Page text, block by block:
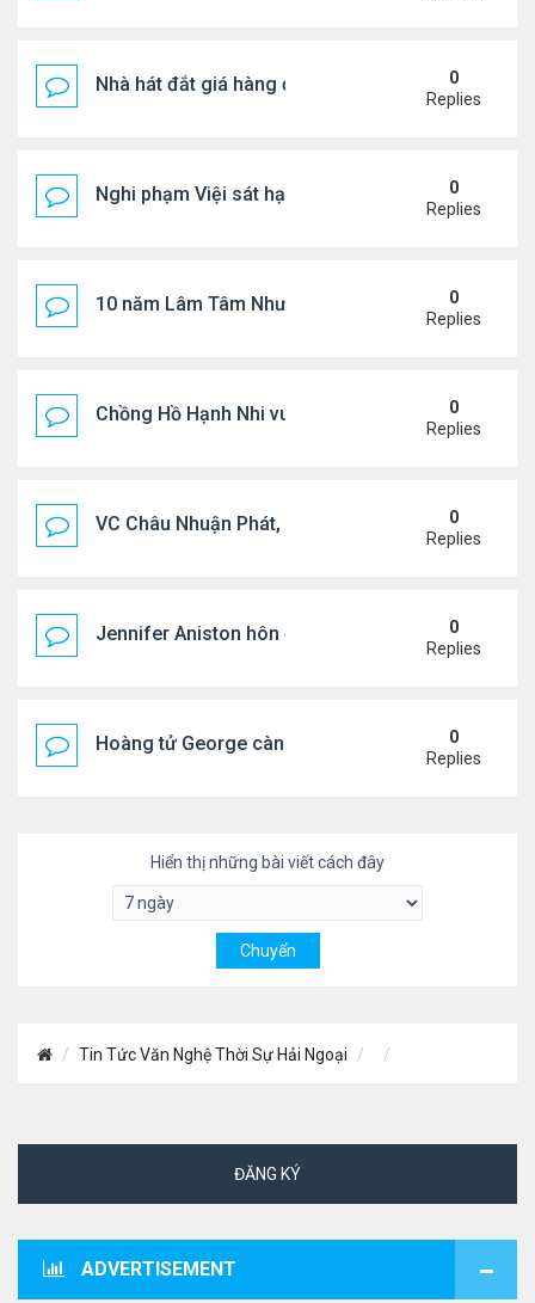
Nhà hát đắt giá hàng đầu tg ở VN
0
Replies
Nghi phạm Việi sát hại cụ bà 91 tuổi, phi tang xác
0
Replies
10 năm Lâm Tâm Như - Hoắc Kiến Hoa
0
Replies
Chồng Hồ Hạnh Nhi vui vẻ ôm người cũ của vợ
0
Replies
VC Châu Nhuận Phát, Lưu Gia Linh viếng vợ cũ ..
0
Replies
Jennifer Aniston hôn đắm đuối bạn trai trên du
0
Replies
Hoàng tử George càng lớn càng điển trai0
Replies
Hiển thị những bài viết cách đây
Tin Tức Văn Nghệ Thời Sự Hải Ngoại
ĐĂNG KÝ
ADVERTISEMENT